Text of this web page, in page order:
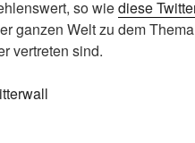
so wiediese
ganzen Welt zu dem
vertreten sind.